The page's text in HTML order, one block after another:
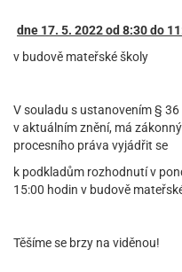
dne 17. 5. 2022 od 8:30 do
v budově mateřské školy
V souladu s ustanovením §
v aktuálním znění, má
procesního práva vyjádřit se
k podkladům rozhodnutí v
15:00 hodin v budově
Těšíme se brzy na viděnou!